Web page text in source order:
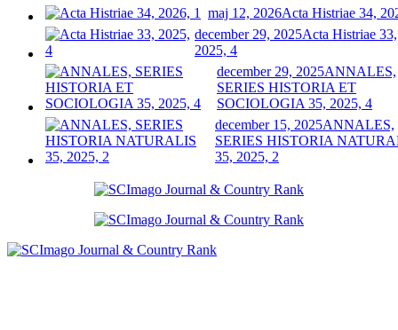
maj 12, 2026Acta Histriae 34,
december 29, 2025Acta Histriae 33,
2025, 4
december 29, 2025ANNALES,
SERIES HISTORIA ET
SOCIOLOGIA 35, 2025, 4
december 15, 2025ANNALES,
SERIES HISTORIA
35, 2025, 2